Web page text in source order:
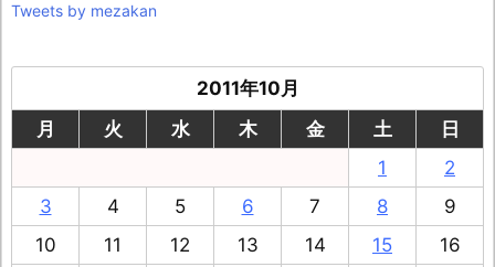
Tweets by mezakan
2011年10月
月
火 水 木 金 土
日
1
2
3
4 5 6 7 8
9
10
11 12 13 14 15
16